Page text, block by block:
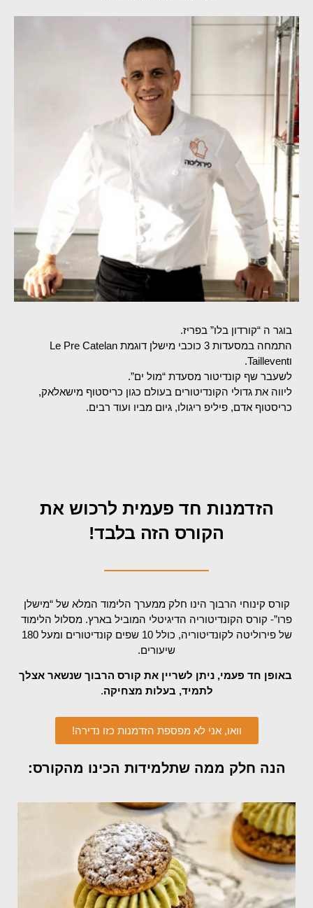
בוגר ה “קורדון בלו” בפריז.
התמחה במסעדות 3 כוכבי מישלן דוגמת Le Pre Catelan
וTaillevent.
לשעבר שף קונדיטור מסעדת “מול ים”.
ליווה את גדולי הקונדיטורים בעולם כגון כריסטוף מישאלאק,
כריסטוף אדם, פיליפ ריגולו, גיום מביו ועוד רבים.
הזדמנות חד פעמית לרכוש את
הקורס הזה בלבד!
קורס קינוחי הרבוך הינו חלק ממערך הלימוד המלא של “מישלן
פרו”- קורס הקונדיטוריה הדיגיטלי המוביל בארץ. מסלול הלימוד
של פירוליטה לקונדיטוריה, כולל 10 שפים קונדיטורים ומעל 180
שיעורים.
באופן חד פעמי, ניתן לשריין את קורס הרבוך שנשאר אצלך
לתמיד, בעלות מצחיקה.
וואו, אני לא מפספת הזדמנות כזו נדירה!
הנה חלק ממה שתלמידות הכינו מהקורס: